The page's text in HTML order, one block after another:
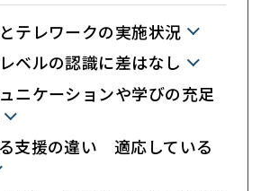
テレワークの実施状況
ベルの認識に差はなし
ニケーションや学びの充足
支援の違い 適応している